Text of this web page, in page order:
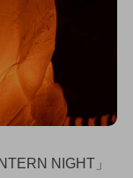
NIGHT」